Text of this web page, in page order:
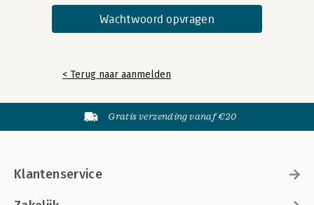
< Terug naar aanmelden
Gratis verzending vanaf €20
Klantenservice